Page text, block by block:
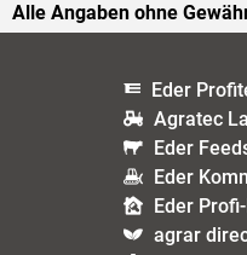
Alle Angaben ohne
Eder
Agratec
Eder
Eder
Eder
agrar